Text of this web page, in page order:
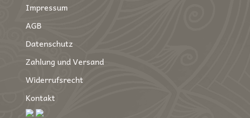
Impressum
AGB
Datenschutz
Zahlung und Versand
Widerrufsrecht
Kontakt